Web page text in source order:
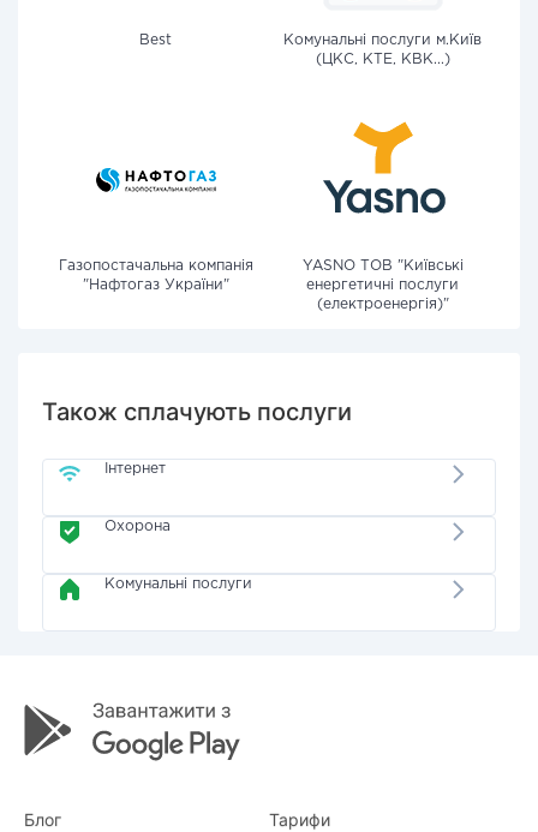
Best
Комунальні послуги м.Київ
(ЦКС, КТЕ, КВК...)
Газопостачальна компанія
"Нафтогаз України"
YASNO ТОВ "Київські
енергетичні послуги
(електроенергія)"
Також сплачують послуги
Інтернет
Охорона
Комунальні послуги
Блог Тарифи